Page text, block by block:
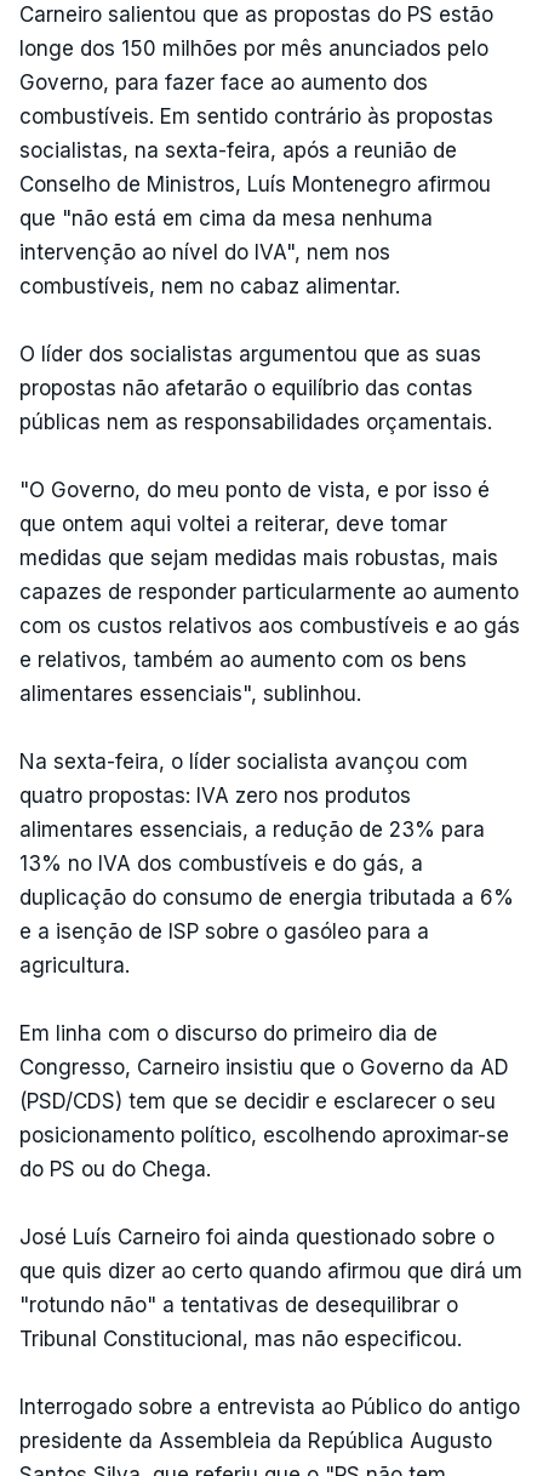
Carneiro salientou que as propostas do PS estão
longe dos 150 milhões por mês anunciados pelo
Governo, para fazer face ao aumento dos
combustíveis. Em sentido contrário às propostas
socialistas, na sexta-feira, após a reunião de
Conselho de Ministros, Luís Montenegro afirmou
que "não está em cima da mesa nenhuma
intervenção ao nível do IVA", nem nos
combustíveis, nem no cabaz alimentar.
O líder dos socialistas argumentou que as suas
propostas não afetarão o equilíbrio das contas
públicas nem as responsabilidades orçamentais.
"O Governo, do meu ponto de vista, e por isso é
que ontem aqui voltei a reiterar, deve tomar
medidas que sejam medidas mais robustas, mais
capazes de responder particularmente ao aumento
com os custos relativos aos combustíveis e ao gás
e relativos, também ao aumento com os bens
alimentares essenciais", sublinhou.
Na sexta-feira, o líder socialista avançou com
quatro propostas: IVA zero nos produtos
alimentares essenciais, a redução de 23% para
13% no IVA dos combustíveis e do gás, a
duplicação do consumo de energia tributada a 6%
e a isenção de ISP sobre o gasóleo para a
agricultura.
Em linha com o discurso do primeiro dia de
Congresso, Carneiro insistiu que o Governo da AD
(PSD/CDS) tem que se decidir e esclarecer o seu
posicionamento político, escolhendo aproximar-se
do PS ou do Chega.
José Luís Carneiro foi ainda questionado sobre o
que quis dizer ao certo quando afirmou que dirá um
"rotundo não" a tentativas de desequilibrar o
Tribunal Constitucional, mas não especificou.
Interrogado sobre a entrevista ao Público do antigo
presidente da Assembleia da República Augusto